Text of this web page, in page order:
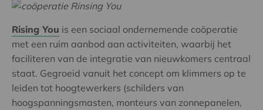
Rising You is een sociaal ondernemende coöperatie
met een ruim aanbod aan activiteiten, waarbij het
faciliteren van de integratie van nieuwkomers centraal
staat. Gegroeid vanuit het concept om klimmers op te
leiden tot hoogtewerkers (schilders van
hoogspanningsmasten, monteurs van zonnepanelen,